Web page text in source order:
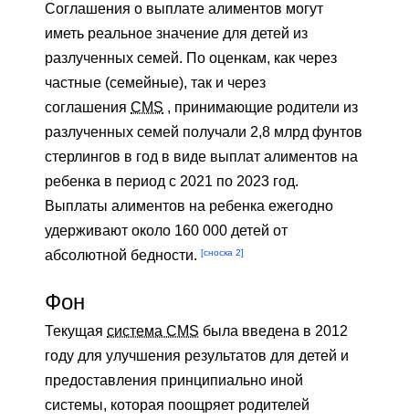
Соглашения о выплате алиментов могут
иметь реальное значение для детей из
разлученных семей. По оценкам, как через
частные (семейные), так и через
соглашения CMS , принимающие родители из
разлученных семей получали 2,8 млрд фунтов
стерлингов в год в виде выплат алиментов на
ребенка в период с 2021 по 2023 год.
Выплаты алиментов на ребенка ежегодно
удерживают около 160 000 детей от
абсолютной бедности. [сноска 2]
Фон
Текущая система CMS была введена в 2012
году для улучшения результатов для детей и
предоставления принципиально иной
системы, которая поощряет родителей